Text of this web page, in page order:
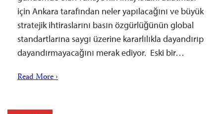
için Ankara tarafından neler yapılacağını ve büyük
stratejik ihtiraslarını basın özgürlüğünün global
standartlarına saygı üzerine kararlılıkla dayandırıp
dayandırmayacağını merak ediyor. Eski bir…
Read More ›